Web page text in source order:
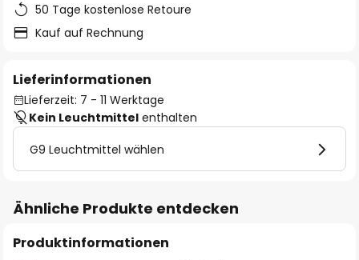
50 Tage kostenlose Retoure
Kauf auf Rechnung
Lieferinformationen
Lieferzeit: 7 - 11 Werktage
Kein Leuchtmittel enthalten
G9 Leuchtmittel wählen
Ähnliche Produkte entdecken
Produktinformationen